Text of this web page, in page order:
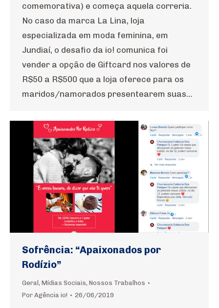
comemorativa) e começa aquela correria.
No caso da marca La Lina, loja
especializada em moda feminina, em
Jundiaí, o desafio da io! comunica foi
vender a opção de Giftcard nos valores de
R$50 a R$500 que a loja oferece para os
maridos/namorados presentearem suas…
Sofrência: “Apaixonados por
Rodízio”
Geral , Mídias Sociais, Nossos Trabalhos
Por Agência io! 26/06/2019